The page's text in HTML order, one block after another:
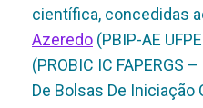
científica, concedidas
Azeredo (PBIP-AE
(PROBIC IC FAPERGS
De Bolsas De Iniciação